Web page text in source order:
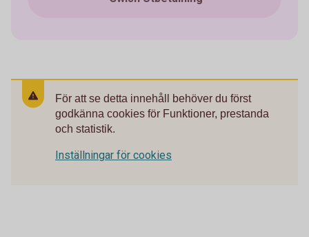
För att se detta innehåll behöver du först
godkänna cookies för Funktioner, prestanda
och statistik.
Inställningar för cookies